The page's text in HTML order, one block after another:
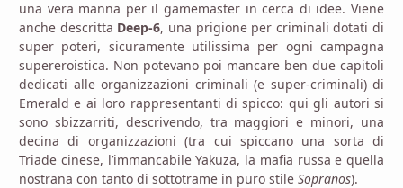
una vera manna per il gamemaster in cerca di idee. Viene
anche descritta Deep-6, una prigione per criminali dotati di
super poteri, sicuramente utilissima per ogni campagna
supereroistica. Non potevano poi mancare ben due capitoli
dedicati alle organizzazioni criminali (e super-criminali) di
Emerald e ai loro rappresentanti di spicco: qui gli autori si
sono sbizzarriti, descrivendo, tra maggiori e minori, una
decina di organizzazioni (tra cui spiccano una sorta di
Triade cinese, l’immancabile Yakuza, la mafia russa e quella
nostrana con tanto di sottotrame in puro stile Sopranos).